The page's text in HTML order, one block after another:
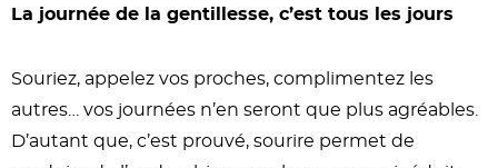
La journée de la gentillesse, c’est tous les jours
Souriez, appelez vos proches, complimentez les
autres… vos journées n’en seront que plus agréables.
D’autant que, c’est prouvé, sourire permet de